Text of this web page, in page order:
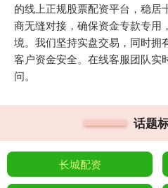
的线上正规股票配资平台，稳居
商无缝对接，确保资金专款专用
境。我们坚持实盘交易，同时拥
客户资金安全。在线客服团队实
问。
话题
长城配资